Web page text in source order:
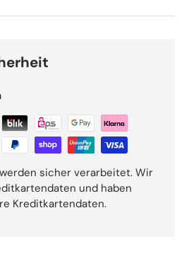
sicher verarbeitet. Wir
und haben
Kreditkartendaten.